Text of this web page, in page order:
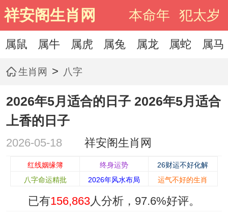
祥安阁生肖网 本命年 犯太岁
属鼠 属牛 属虎 属兔 属龙 属蛇 属马
生肖网 > 八字
2026年5月适合的日子 2026年5月适合
上香的日子
2026-05-18 祥安阁生肖网
红线姻缘簿 终身运势
26财运不好化解
八字命运精批
2026年风水布局 运气不好的生肖
已有156,863人分析， 97.6%好评。